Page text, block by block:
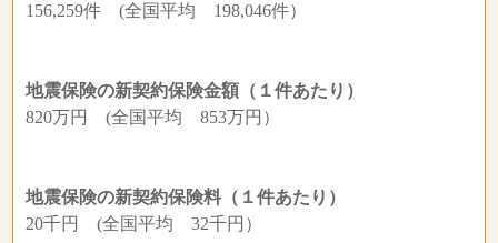
156,259件 (全国平均 198,046件）
地震保険の新契約保険金額（１件あたり）
820万円 (全国平均 853万円）
地震保険の新契約保険料（１件あたり）
20千円 (全国平均 32千円）